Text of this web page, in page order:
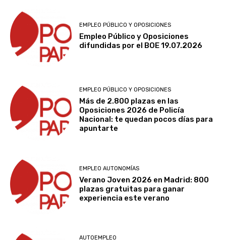
EMPLEO PÚBLICO Y OPOSICIONES
Empleo Público y Oposiciones
difundidas por el BOE 19.07.2026
EMPLEO PÚBLICO Y OPOSICIONES
Más de 2.800 plazas en las
Oposiciones 2026 de Policía
Nacional: te quedan pocos días para
apuntarte
EMPLEO AUTONOMÍAS
Verano Joven 2026 en Madrid: 800
plazas gratuitas para ganar
experiencia este verano
AUTOEMPLEO